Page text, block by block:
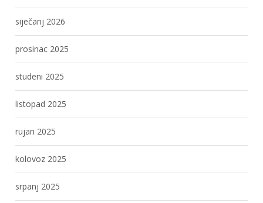
siječanj 2026
prosinac 2025
studeni 2025
listopad 2025
rujan 2025
kolovoz 2025
srpanj 2025